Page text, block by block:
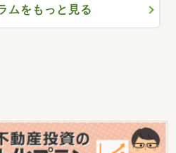
ムをもっと見る